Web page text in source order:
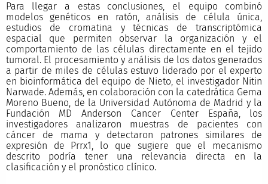
Para llegar a estas conclusiones, el equipo combinó
modelos genéticos en ratón, análisis de célula única,
estudios de cromatina y técnicas de transcriptómica
espacial que permiten observar la organización y el
comportamiento de las células directamente en el tejido
tumoral. El procesamiento y análisis de los datos generados
a partir de miles de células estuvo liderado por el experto
en bioinformática del equipo de Nieto, el investigador Nitin
Narwade. Además, en colaboración con la catedrática Gema
Moreno Bueno, de la Universidad Autónoma de Madrid y la
Fundación MD Anderson Cancer Center España, los
investigadores analizaron muestras de pacientes con
cáncer de mama y detectaron patrones similares de
expresión de Prrx1, lo que sugiere que el mecanismo
descrito podría tener una relevancia directa en la
clasificación y el pronóstico clínico.